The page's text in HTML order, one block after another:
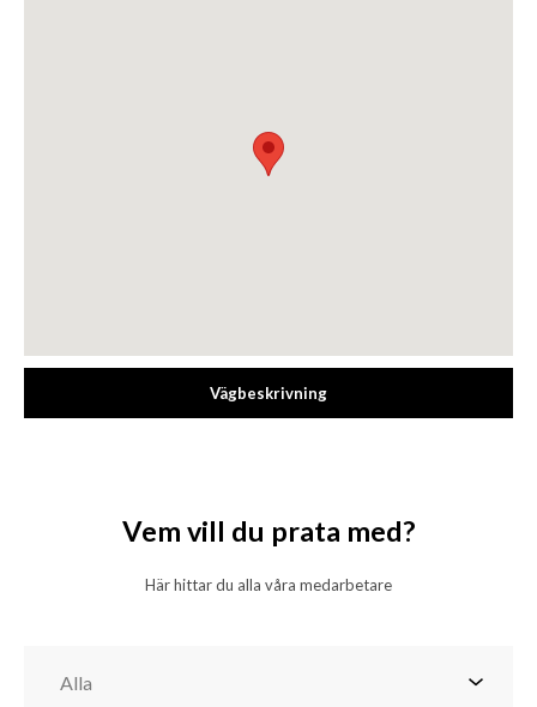
Vägbeskrivning
Vem vill du prata med?
Här hittar du alla våra medarbetare